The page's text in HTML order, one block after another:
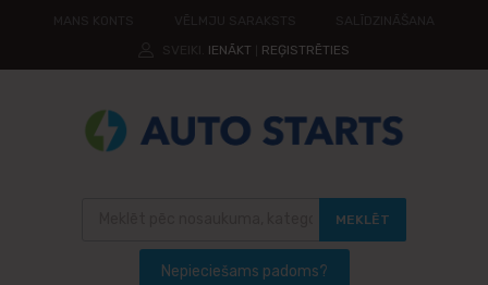
IENĀKT REĢISTRĒTIES
MEKLĒT